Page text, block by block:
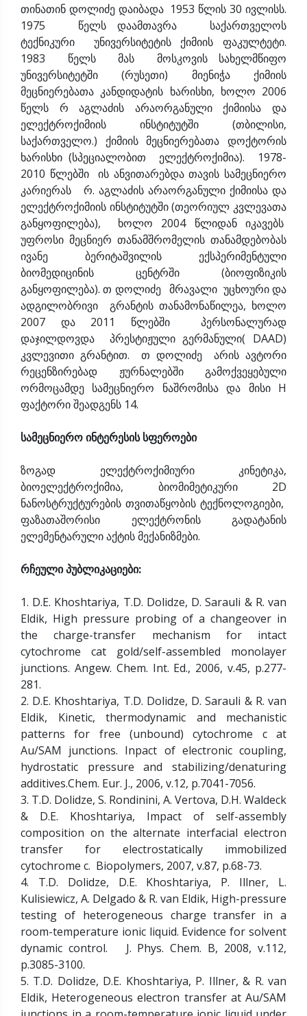
თინათინ დოლიძე დაიბადა 1953 წლის 30 ივლისს.
1975 წელს დაამთავრა საქართველოს
ტექნიკური უნივერსიტეტის ქიმიის ფაკულტეტი.
1983 წელს მას მოსკოვის სახელმწიფო
უნივერსიტეტში (რუსეთი) მიენიჭა ქიმიის
მეცნიერებათა კანდიდატის ხარისხი, ხოლო 2006
წელს რ აგლაძის არაორგანული ქიმიისა და
ელექტროქიმიის ინსტიტუტში (თბილისი,
საქართველო.) ქიმიის მეცნიერებათა დოქტორის
ხარისხი (სპეციალობით ელექტროქიმია). 1978-
2010 წლებში ის ანვითარებდა თავის სამეცნიერო
კარიერას რ. აგლაძის არაორგანული ქიმიისა და
ელექტროქიმიის ინსტიტუტში (თეორიულ კვლევათა
განყოფილება), ხოლო 2004 წლიდან იკავებს
უფროსი მეცნიერ თანამშრომელის თანამდებობას
ივანე ბერიტაშვილის ექსპერიმენტული
ბიომედიცინის ცენტრში (ბიოფიზიკის
განყოფილება). თ დოლიძე მრავალი უცხოური და
ადგილობრივი გრანტის თანამონაწილეა, ხოლო
2007 და 2011 წლებში პერსონალურად
დაჯილდოვდა პრესტიჟული გერმანული( DAAD)
კვლევითი გრანტით. თ დოლიძე არის ავტორი
რეცენზირებად ჟურნალებში გამოქვეყებული
ორმოცამდე სამეცნიერო ნაშრომისა და მისი H
ფაქტორი შეადგენს 14.
სამეცნიერო ინტერესის სფეროები
ზოგად ელექტროქიმიური კინეტიკა,
ბიოელექტროქიმია, ბიომიმეტიკური 2D
ნანოსტრუქტურების თვითაწყობის ტექნოლოგიები,
ფაზათაშორისი ელექტრონის გადატანის
ელემენტარული აქტის მექანიზმები.
რჩეული პუბლიკაციები:
1. D.E. Khoshtariya, T.D. Dolidze, D. Sarauli & R. van
Eldik, High pressure probing of a changeover in
the charge-transfer mechanism for intact
cytochrome cat gold/self-assembled monolayer
junctions. Angew. Chem. Int. Ed., 2006, v.45, p.277-
281.
2. D.E. Khoshtariya, T.D. Dolidze, D. Sarauli & R. van
Eldik, Kinetic, thermodynamic and mechanistic
patterns for free (unbound) cytochrome c at
Au/SAM junctions. Inpact of electronic coupling,
hydrostatic pressure and stabilizing/denaturing
additives.Chem. Eur. J., 2006, v.12, p.7041-7056.
3. T.D. Dolidze, S. Rondinini, A. Vertova, D.H. Waldeck
& D.E. Khoshtariya, Impact of self-assembly
composition on the alternate interfacial electron
transfer for electrostatically immobilized
cytochrome c. Biopolymers, 2007, v.87, p.68-73.
4. T.D. Dolidze, D.E. Khoshtariya, P. Illner, L.
Kulisiewicz, A. Delgado & R. van Eldik, High-pressure
testing of heterogeneous charge transfer in a
room-temperature ionic liquid. Evidence for solvent
dynamic control. J. Phys. Chem. B, 2008, v.112,
p.3085-3100.
5. T.D. Dolidze, D.E. Khoshtariya, P. Illner, & R. van
Eldik, Heterogeneous electron transfer at Au/SAM